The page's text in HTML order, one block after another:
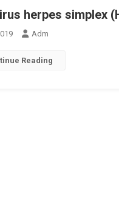
herpes simplex
Adm
Reading